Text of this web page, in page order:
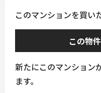
このマンションを買い
この物
新たにこのマンション
ます。